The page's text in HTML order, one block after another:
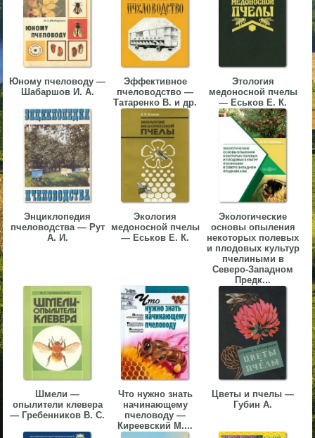
Юному пчеловоду —
Шабаршов И. А.
Эффективное
пчеловодство —
Татаренко В. и др.
Этология
медоносной пчелы
— Еськов Е. К.
Энциклопедия
пчеловодства — Рут
А. И.
Экология
медоносной пчелы
— Еськов Е. К.
Экологические
основы опыления
некоторых полевых
и плодовых культур
пчелиными в
Северо-Западном
Предк...
Шмели —
опылители клевера
— Гребенников В. С.
Что нужно знать
начинающему
пчеловоду —
Киреевский М....
Цветы и пчелы —
Губин А.
▼
▼
▼